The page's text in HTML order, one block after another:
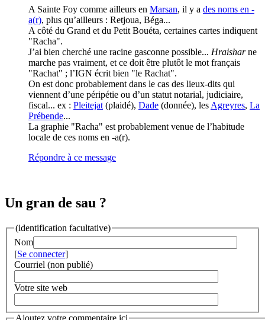
A Sainte Foy comme ailleurs en Marsan, il y a des noms en -
a(r), plus qu’ailleurs : Retjoua, Béga...
A côté du Grand et du Petit Bouéta, certaines cartes indiquent
"Racha".
J’ai bien cherché une racine gasconne possible... Hraisharne
marche pas vraiment, et ce doit être plutôt le mot français
"Rachat" ; l’IGN écrit bien "le Rachat".
On est donc probablement dans le cas des lieux-dits qui
viennent d’une péripétie ou d’un statut notarial, judiciaire,
fiscal... ex : Pleitejat (plaidé), Dade (donnée), les Agreyres, La
Prébende...
La graphie "Racha" est probablement venue de l’habitude
locale de ces noms en -a(r).
Répondre à ce message
Un gran de sau ?
(identification facultative)
Nom
[Se connecter]
Courriel (non publié)
Votre site web